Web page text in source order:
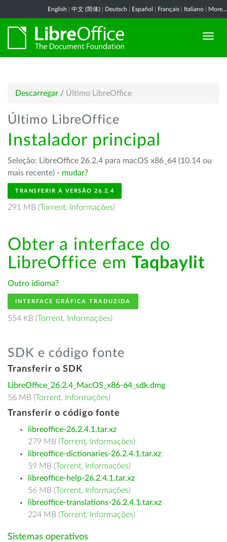
English 中文 (简体) Deutsch Español Français Italiano More...
Descarregar / Último LibreOffice
Último LibreOffice
Instalador principal
Seleção: LibreOffice 26.2.4 para macOS x86_64 (10.14 ou
mais recente) - mudar?
TRANSFERIR A VERSÃO 26.2.4
291 MB (Torrent, Informações)
Obter a interface do
LibreOffice em Taqbaylit
Outro idioma?
INTERFACE GRÁFICA TRADUZIDA
554 KB (Torrent, Informações)
SDK e código fonte
Transferir o SDK
LibreOffice_26.2.4_MacOS_x86-64_sdk.dmg
56 MB (Torrent, Informações)
Transferir o código fonte
libreoffice-26.2.4.1.tar.xz
279 MB (Torrent, Informações)
libreoffice-dictionaries-26.2.4.1.tar.xz
59 MB (Torrent, Informações)
libreoffice-help-26.2.4.1.tar.xz
56 MB (Torrent, Informações)
libreoffice-translations-26.2.4.1.tar.xz
224 MB (Torrent, Informações)
Sistemas operativos